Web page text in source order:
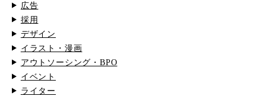
広告
採用
デザイン
イラスト・漫画
アウトソーシング・BPO
イベント
ライター